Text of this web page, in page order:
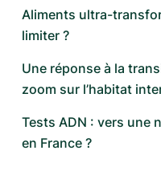
Aliments ultra-
limiter ?
Une réponse à la
zoom sur l’habitat
Tests ADN : vers une
en France ?